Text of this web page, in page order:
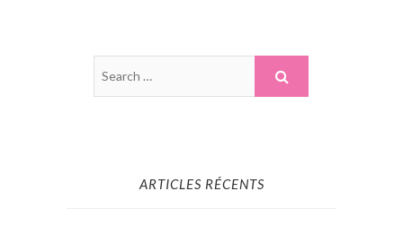
ARTICLES RÉCENTS